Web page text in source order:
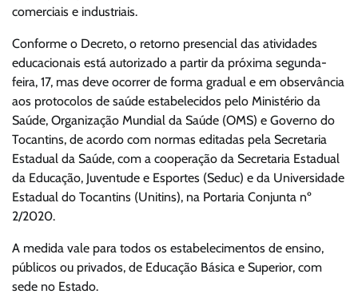
comerciais e industriais.
Conforme o Decreto, o retorno presencial das atividades
educacionais está autorizado a partir da próxima segunda-
feira, 17, mas deve ocorrer de forma gradual e em observância
aos protocolos de saúde estabelecidos pelo Ministério da
Saúde, Organização Mundial da Saúde (OMS) e Governo do
Tocantins, de acordo com normas editadas pela Secretaria
Estadual da Saúde, com a cooperação da Secretaria Estadual
da Educação, Juventude e Esportes (Seduc) e da Universidade
Estadual do Tocantins (Unitins), na Portaria Conjunta nº
2/2020.
A medida vale para todos os estabelecimentos de ensino,
públicos ou privados, de Educação Básica e Superior, com
sede no Estado.